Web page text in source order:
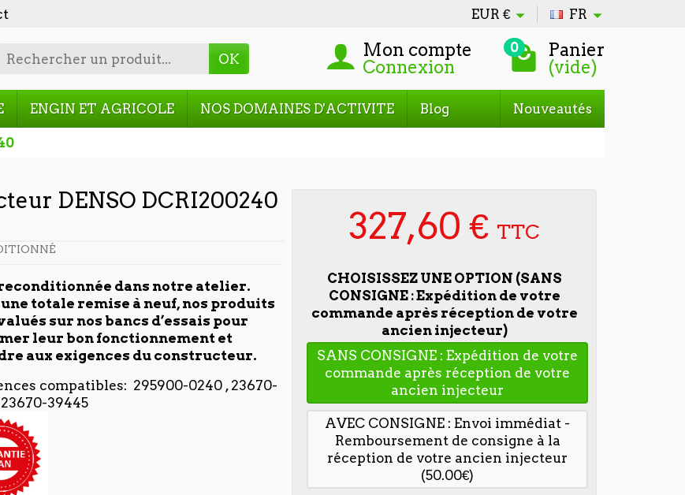
EUR € FR
OK Mon compte
Connexion
0 Panier
(vide)
ENGIN ET AGRICOLE NOS DOMAINES D'ACTIVITE Blog Nouveautés
DENSO DCRI200240
dans notre atelier.
totale remise à neuf, nos produits
sur nos bancs d’essais pour
leur bon fonctionnement et
aux exigences du constructeur.
compatibles: 295900-0240 , 23670-
23670-39445
327,60 € TTC
CHOISISSEZ UNE OPTION (SANS
CONSIGNE : Expédition de votre
commande après réception de votre
ancien injecteur)
SANS CONSIGNE : Expédition de votre
commande après réception de votre
ancien injecteur
AVEC CONSIGNE : Envoi immédiat -
Remboursement de consigne à la
réception de votre ancien injecteur
(50.00€)